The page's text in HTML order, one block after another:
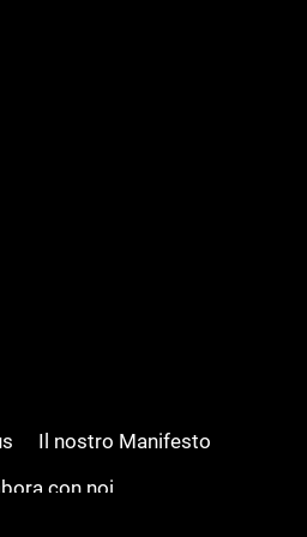
Il nostro Manifesto
con noi